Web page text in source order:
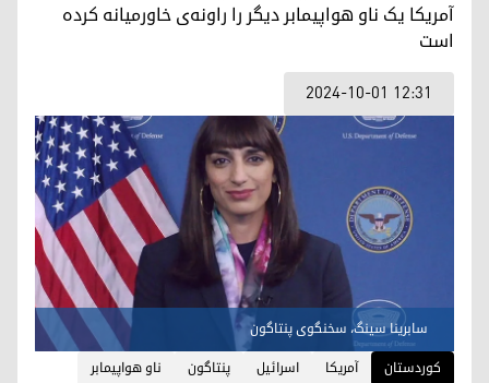
آمریکا یک ناو هواپیمابر دیگر را راونه‌ی خاورمیانه‌ کرده
است
2024-10-01 12:31
سابرینا سینگ، سخنگوی پنتاگون
کوردستان
آمریکا اسرائیل پنتاگون ناو هواپیمابر